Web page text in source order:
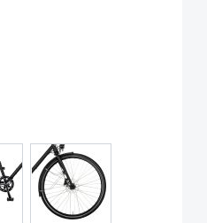
larger imageView larger image